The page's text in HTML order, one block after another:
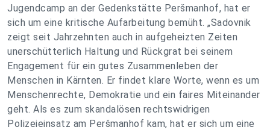
Jugendcamp an der Gedenkstätte Peršmanhof, hat er
sich um eine kritische Aufarbeitung bemüht. „Sadovnik
zeigt seit Jahrzehnten auch in aufgeheizten Zeiten
unerschütterlich Haltung und Rückgrat bei seinem
Engagement für ein gutes Zusammenleben der
Menschen in Kärnten. Er findet klare Worte, wenn es um
Menschenrechte, Demokratie und ein faires Miteinander
geht. Als es zum skandalösen rechtswidrigen
Polizeieinsatz am Peršmanhof kam, hat er sich um eine